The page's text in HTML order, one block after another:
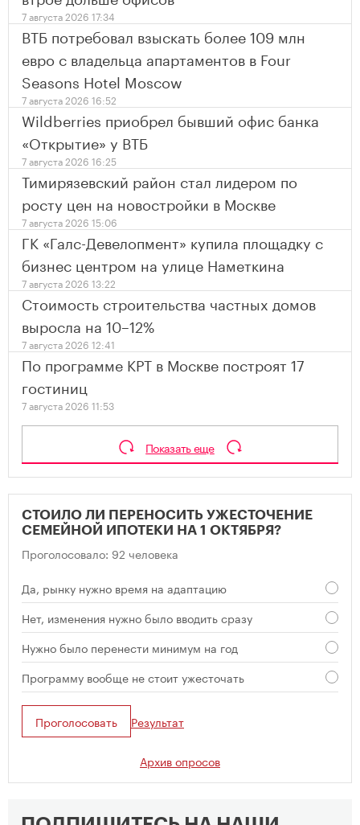
7 августа 2026 17:34
ВТБ потребовал взыскать более 109 млн
евро с владельца апартаментов в Four
Seasons Hotel Moscow
7 августа 2026 16:52
Wildberries приобрел бывший офис банка
«Открытие» у ВТБ
7 августа 2026 16:25
Тимирязевский район стал лидером по
росту цен на новостройки в Москве
7 августа 2026 15:06
ГК «Галс-Девелопмент» купила площадку с
бизнес центром на улице Наметкина
7 августа 2026 13:22
Стоимость строительства частных домов
выросла на 10–12%
7 августа 2026 12:41
По программе КРТ в Москве построят 17
гостиниц
7 августа 2026 11:53
Показать еще
СТОИЛО ЛИ ПЕРЕНОСИТЬ УЖЕСТОЧЕНИЕ
СЕМЕЙНОЙ ИПОТЕКИ НА 1 ОКТЯБРЯ?
Проголосовало: 92 человека
Да, рынку нужно время на адаптацию
Нет, изменения нужно было вводить сразу
Нужно было перенести минимум на год
Программу вообще не стоит ужесточать
Проголосовать Результат
Архив опросов